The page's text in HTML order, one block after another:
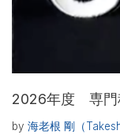
2026年度 専門
by 海老根 剛（